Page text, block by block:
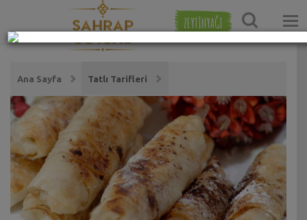
ZEYTİNYAĞI
Ana Sayfa Tatlı Tarifleri